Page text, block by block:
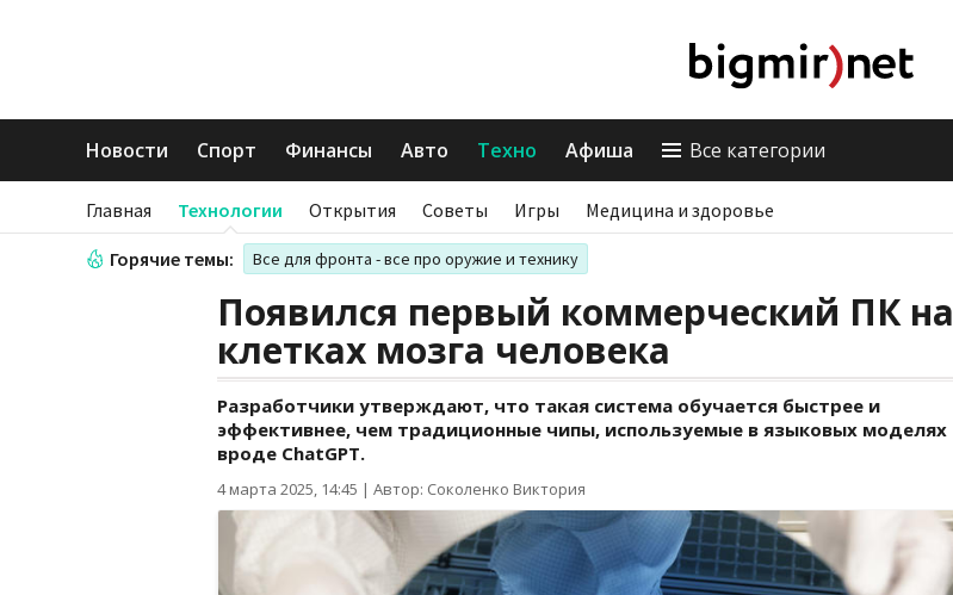
Новости Спорт Финансы Авто Техно Афиша Все категории
Главная Технологии Открытия Советы Игры Медицина и здоровье
Горячие темы: Все для фронта - все про оружие и технику
Появился первый коммерческий ПК на
клетках мозга человека
Разработчики утверждают, что такая система обучается быстрее и
эффективнее, чем традиционные чипы, используемые в языковых моделях
вроде ChatGPT.
4 марта 2025, 14:45 | Автор: Соколенко Виктория